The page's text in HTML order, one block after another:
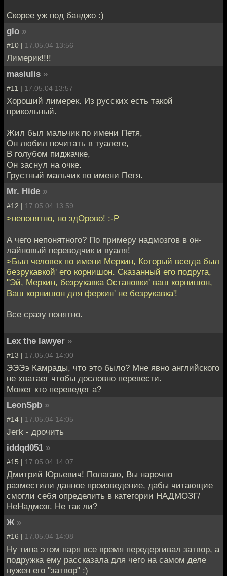
Скорее уж под банджо :)
glo »
#10 | 17.05.04 13:56
Лимерик!!!!
masiulis »
#11 | 17.05.04 13:57
Хороший лимерек. Из русских есть такой
прикольный.
Жил был мальчик по имени Петя,
Он любил почитать в туалете,
В голубом пиджачке,
Он заснул на очке.
Грустный мальчик по имени Петя.
Mr. Hide »
#12 | 17.05.04 13:59
>непонятно, но здОрово! :-P
А чего непонятного? По примеру надмозгов в он-
лайновый переводчик и вуаля!
>Был человек по имени Меркин, Который всегда был
безрукавкой' его корнишон. Сказанный его подруга,
"Эй, Меркин, безрукавка Остановки' ваш корнишон,
Ваш корнишон для феркин' не безрукавка'!
Все сразу понятно.
Lex the lawyer »
#13 | 17.05.04 14:00
ЭЭЭэ Камрады, что это было? Мне явно английского
не хватает чтобы дословно перевести.
Может кто переведет а?
LeonSpb »
#14 | 17.05.04 14:05
Jerk - дрочить
iddqd051 »
#15 | 17.05.04 14:07
Дмитрий Юрьевич! Полагаю, Вы нарочно
разместили данное произведение, дабы читающие
смогли себя определить в категории НАДМОЗГ/
НеНадмозг. Не так ли?
Ж »
#16 | 17.05.04 14:08
Ну типа этом паря все время передергивал затвор, а
подружка ему рассказала для чего на самом деле
нужен его "затвор" :)